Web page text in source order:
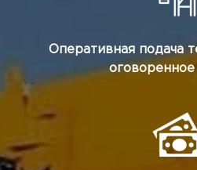
Оперативная подача